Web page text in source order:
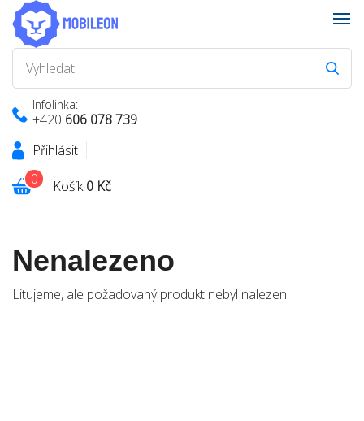
Infolinka:
+420 606 078 739
Přihlásit
Košík0 Kč
0
Nenalezeno
Litujeme, ale požadovaný produkt nebyl nalezen.